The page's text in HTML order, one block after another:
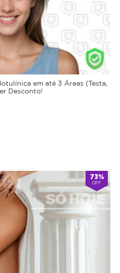
em até 3 Áreas (Testa,
Desconto!
73%
OFF